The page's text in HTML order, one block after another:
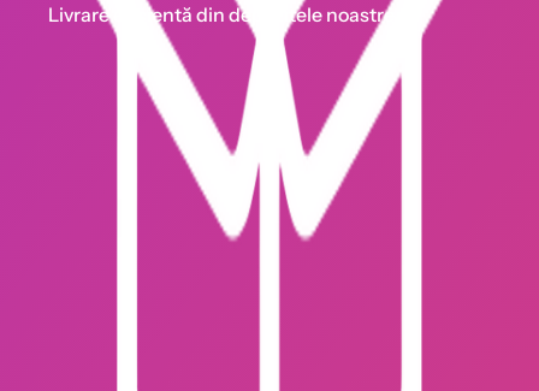
Livrare eficientă din depozitele noastre